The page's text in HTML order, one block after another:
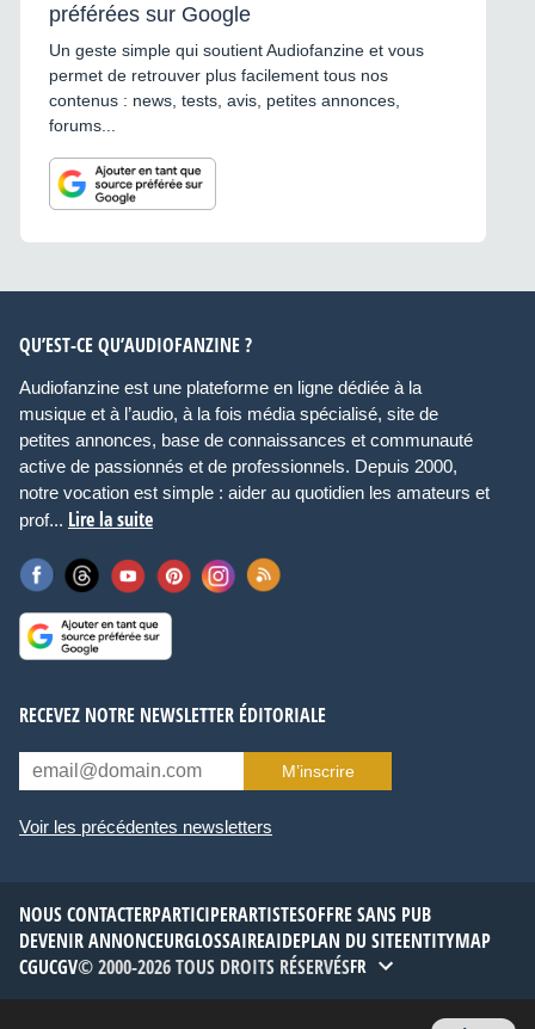
préférées sur Google
Un geste simple qui soutient Audiofanzine et vous
permet de retrouver plus facilement tous nos
contenus : news, tests, avis, petites annonces,
forums...
QU’EST-CE QU’AUDIOFANZINE ?
Audiofanzine est une plateforme en ligne dédiée à la
musique et à l’audio, à la fois média spécialisé, site de
petites annonces, base de connaissances et communauté
active de passionnés et de professionnels. Depuis 2000,
notre vocation est simple : aider au quotidien les amateurs et
prof... Lire la suite
RECEVEZ NOTRE NEWSLETTER ÉDITORIALE
M’inscrire
Voir les précédentes newsletters
NOUS CONTACTERPARTICIPERARTISTESOFFRE SANS PUB
DEVENIR ANNONCEURGLOSSAIREAIDEPLAN DU SITEENTITYMAP
CGUCGV© 2000-2026 TOUS DROITS RÉSERVÉSFR